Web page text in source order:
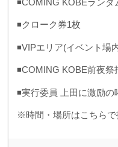
◾️クローク券1枚
◾️VIPエリア(イベント場
◾️COMING KOBE前夜祭
◾️実行委員 上田に激励
※時間・場所はこちらで